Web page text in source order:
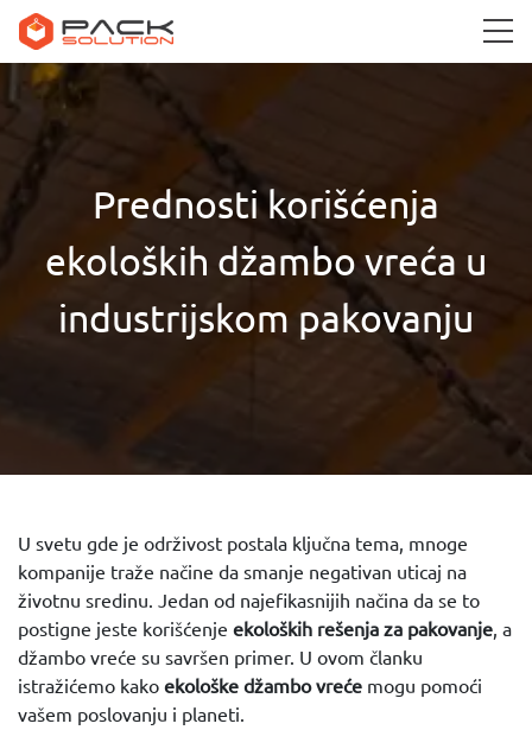
Prednosti korišćenja
ekoloških džambo vreća u
industrijskom pakovanju
U svetu gde je održivost postala ključna tema, mnoge
kompanije traže načine da smanje negativan uticaj na
životnu sredinu. Jedan od najefikasnijih načina da se to
postigne jeste korišćenje ekoloških rešenja za pakovanje, a
džambo vreće su savršen primer. U ovom članku
istražićemo kako ekološke džambo vreće mogu pomoći
vašem poslovanju i planeti.